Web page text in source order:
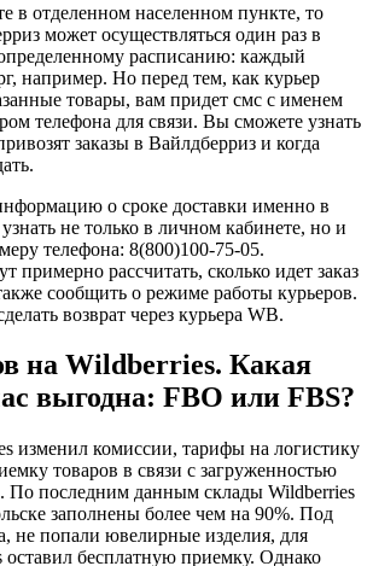
в отделенном населенном пункте, то
может осуществляться один раз в
расписанию: каждый
например. Но перед тем, как курьер
товары, вам придет смс с именем
телефона для связи. Вы сможете узнать
заказы в Вайлдберриз и когда
о сроке доставки именно в
не только в личном кабинете, но и
телефона: 8(800)100-75-05.
примерно рассчитать, сколько идет заказ
сообщить о режиме работы курьеров.
возврат через курьера WB.
на Wildberries. Какая
выгодна: FBO или FBS?
изменил комиссии, тарифы на логистику
товаров в связи с загруженностью
По последним данным склады Wildberries
заполнены более чем на 90%. Под
не попали ювелирные изделия, для
оставил бесплатную приемку. Однако